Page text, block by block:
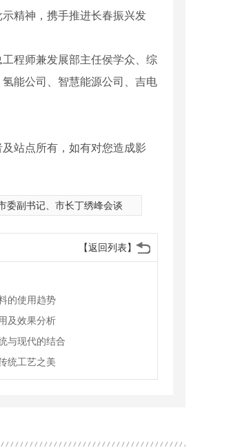
精神，携手推进长春振兴发
程师兼发展部主任侯学众、综
能公司、智慧能源公司、吉电
站点所有，如有对您造成影
委副书记、市长丁绣峰会谈
【返回列表】
的使用趋势
及效果分析
与现代的结合
统工艺之美